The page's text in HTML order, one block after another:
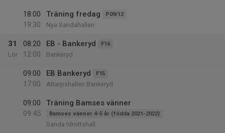
18:00
19:30
Träning fredag P09/12
Nya Sandahallen
31
Lör
08:20
12:00
EB - Bankeryd F16
Bankeryd
09:00
17:00
EB Bankeryd F15
Attarpshallen Bankeryd
09:00
09:45
Träning Bamses vänner
Bamses vänner 4-5 år (födda 2021-2022)
Sanda Idrottshall